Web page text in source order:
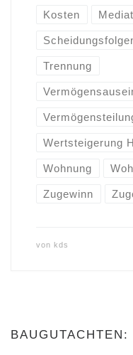
Kosten
Trennung
Wertsteigerung
Wohnung
Zugewinn
von kds
BAUGUTACHTEN: